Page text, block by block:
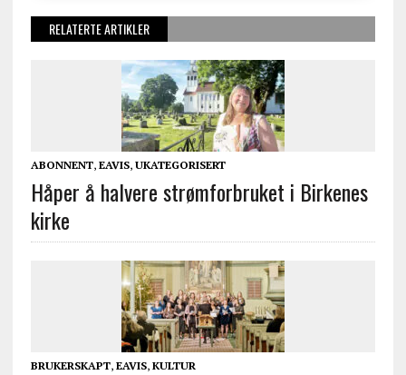
RELATERTE ARTIKLER
ABONNENT, EAVIS, UKATEGORISERT
Håper å halvere strømforbruket i Birkenes
kirke
BRUKERSKAPT, EAVIS, KULTUR